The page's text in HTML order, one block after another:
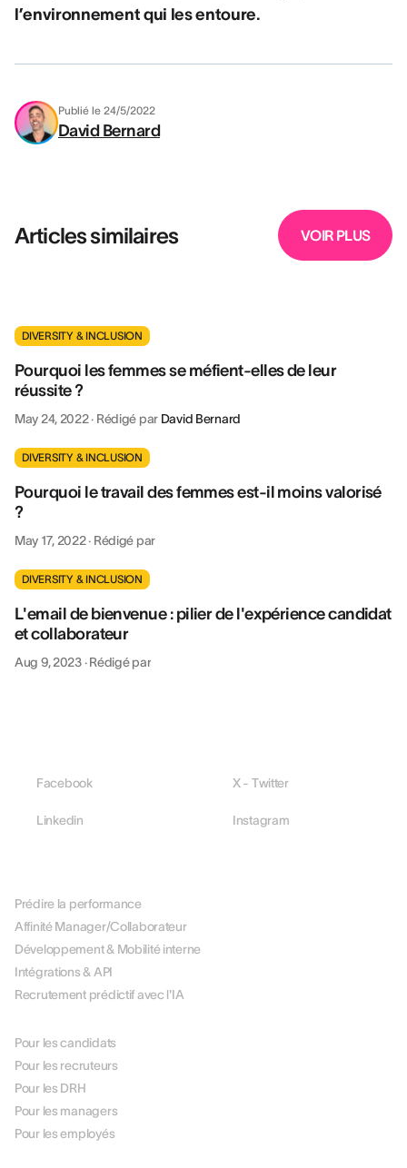
l’environnement qui les entoure.
Publié le 24/5/2022
David Bernard
Articles similaires VOIR PLUS
DIVERSITY & INCLUSION
Pourquoi les femmes se méfient-elles de leur
réussite ?
May 24, 2022· Rédigé par David Bernard
DIVERSITY & INCLUSION
Pourquoi le travail des femmes est-il moins valorisé
?
May 17, 2022· Rédigé par
DIVERSITY & INCLUSION
L'email de bienvenue : pilier de l'expérience candidat
et collaborateur
Aug 9, 2023·Rédigé par
Facebook X - Twitter
Linkedin Instagram
Prédire la performance
Affinité Manager/Collaborateur
Développement & Mobilité interne
Intégrations & API
Recrutement prédictif avec l'IA
Pour les candidats
Pour les recruteurs
Pour les DRH
Pour les managers
Pour les employés